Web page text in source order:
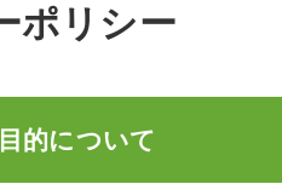
ポリシー
的について